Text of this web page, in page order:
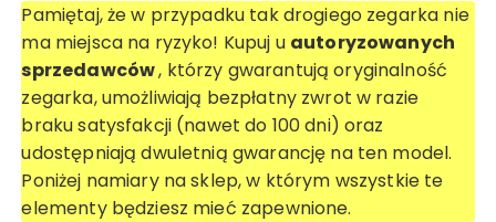
Pamiętaj, że w przypadku tak drogiego zegarka nie
ma miejsca na ryzyko! Kupuj u autoryzowanych
sprzedawców, którzy gwarantują oryginalność
zegarka, umożliwiają bezpłatny zwrot w razie
braku satysfakcji (nawet do 100 dni) oraz
udostępniają dwuletnią gwarancję na ten model.
Poniżej namiary na sklep, w którym wszystkie te
elementy będziesz mieć zapewnione.